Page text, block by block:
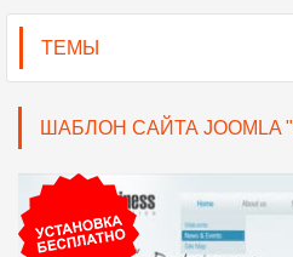
ТЕМЫ
ШАБЛОН САЙТА